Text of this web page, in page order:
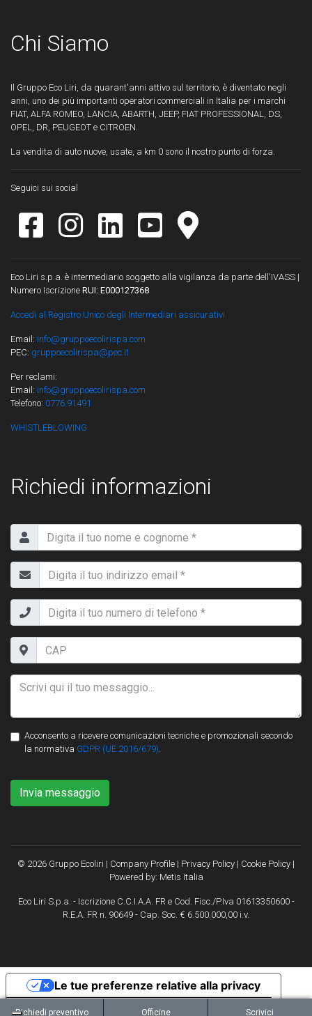
Chi Siamo
Il Gruppo Eco Liri, da quarant'anni attivo sul territorio, è diventato negli
anni, uno dei più importanti operatori commerciali in Italia per i marchi
FIAT, ALFA ROMEO, LANCIA, ABARTH, JEEP, FIAT PROFESSIONAL, DS,
OPEL, DR, PEUGEOT e CITROEN.
La vendita di auto nuove, usate, a km 0 sono il nostro punto di forza.
Seguici sui social
Eco Liri s.p.a. è intermediario soggetto alla vigilanza da parte dell'IVASS |
Numero Iscrizione RUI: E000127368
Accedi al Registro Unico degli Intermediari assicurativi
Email: info@gruppoecolirispa.com
PEC: gruppoecolirispa@pec.it
Per reclami:
Email: info@gruppoecolirispa.com
Telefono: 0776.91491
WHISTLEBLOWING
Richiedi informazioni
Acconsento a ricevere comunicazioni tecniche e promozionali secondo
la normativa GDPR (UE 2016/679).
Invia messaggio
© 2026 Gruppo Ecoliri | Company Profile | Privacy Policy | Cookie Policy |
Powered by: Metis Italia
Eco Liri S.p.a. - Iscrizione C.C.I.A.A. FR e Cod. Fisc./P.Iva 01613350600 -
R.E.A. FR n. 90649 - Cap. Soc. € 6.500.000,00 i.v.
Richiedi preventivo Officine Scrivici
Informativa sulla raccolta
Le tue preferenze relative alla privacy